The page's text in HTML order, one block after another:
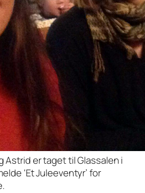
Astrid er taget til Glassalen i
‘Et Juleeventyr’ for